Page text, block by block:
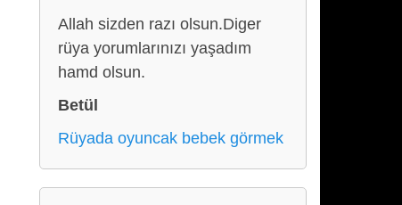
Allah sizden razı olsun.Diger
rüya yorumlarınızı yaşadım
hamd olsun.
Betül
Rüyada oyuncak bebek görmek